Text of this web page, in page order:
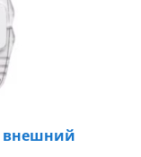
внешний